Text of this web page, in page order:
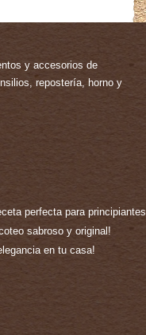
y accesorios de
repostería, horno y
perfecta para
sabroso y original!
en tu casa!